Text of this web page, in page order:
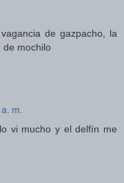
de gazpacho, la
de mochilo
m.
vi mucho y el delfín me